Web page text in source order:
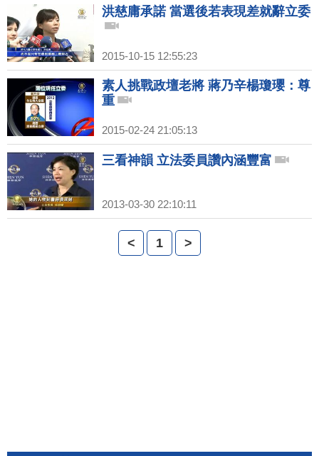
洪慈庸承諾 當選後若表現差就辭立委
2015-10-15 12:55:23
素人挑戰政壇老將 蔣乃辛楊瓊瓔：尊
重
2015-02-24 21:05:13
三看神韻 立法委員讚內涵豐富
2013-03-30 22:10:11
< 1 >